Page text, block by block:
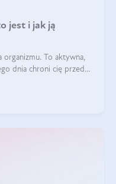
jest i jak ją
To aktywna,
dnia chroni cię przed